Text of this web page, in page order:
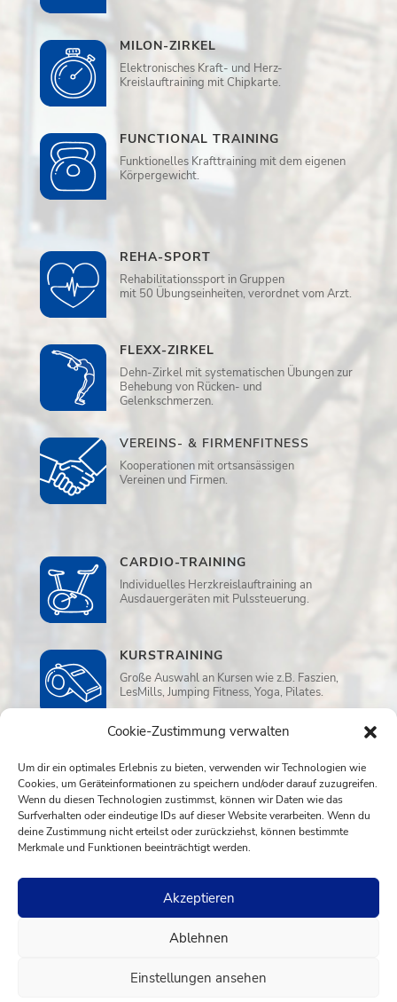
Cookie-Zustimmung verwalten
Um dir ein optimales Erlebnis zu bieten, verwenden wir Technologien wie
Cookies, um Geräteinformationen zu speichern und/oder darauf zuzugreifen.
Wenn du diesen Technologien zustimmst, können wir Daten wie das
Surfverhalten oder eindeutige IDs auf dieser Website verarbeiten. Wenn du
deine Zustimmung nicht erteilst oder zurückziehst, können bestimmte
Merkmale und Funktionen beeinträchtigt werden.
Akzeptieren
Ablehnen
Einstellungen ansehen
MILON-ZIRKEL
Elektronisches Kraft- und Herz-
Kreislauftraining mit Chipkarte.
FUNCTIONAL TRAINING
Funktionelles Krafttraining mit dem eigenen
Körpergewicht.
REHA-SPORT
Rehabilitationssport in Gruppen
mit 50 Übungseinheiten, verordnet vom Arzt.
FLEXX-ZIRKEL
Dehn-Zirkel mit systematischen Übungen zur
Behebung von Rücken- und
Gelenkschmerzen.
VEREINS- & FIRMENFITNESS
Kooperationen mit ortsansässigen
Vereinen und Firmen.
CARDIO-TRAINING
Individuelles Herzkreislauftraining an
Ausdauergeräten mit Pulssteuerung.
KURSTRAINING
Große Auswahl an Kursen wie z.B. Faszien,
LesMills, Jumping Fitness, Yoga, Pilates.
Sauna, Ruheraum und Aufwassermassage
in der Dreamwater Lounge.
AGB Datenschutzerklärung
Wiehl · Tel. 0 22 62 - 75 15 50 · E-Mail